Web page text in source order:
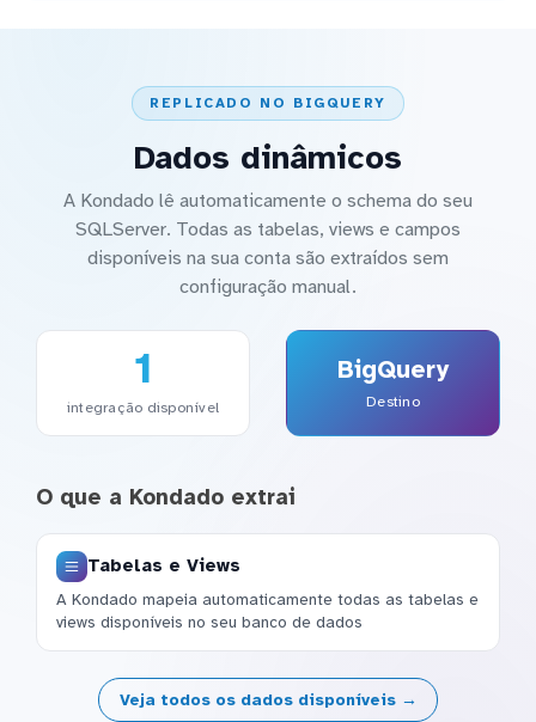
REPLICADO NO BIGQUERY
Dados dinâmicos
A Kondado lê automaticamente o schema do seu
SQLServer. Todas as tabelas, views e campos
disponíveis na sua conta são extraídos sem
configuração manual.
1
integração disponível
BigQuery
Destino
O que a Kondado extrai
Tabelas e Views
A Kondado mapeia automaticamente todas as tabelas e
views disponíveis no seu banco de dados
Veja todos os dados disponíveis →